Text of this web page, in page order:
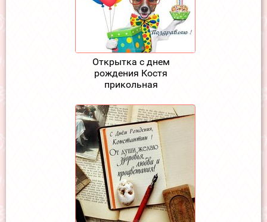
Открытка с днем
рождения Костя
прикольная